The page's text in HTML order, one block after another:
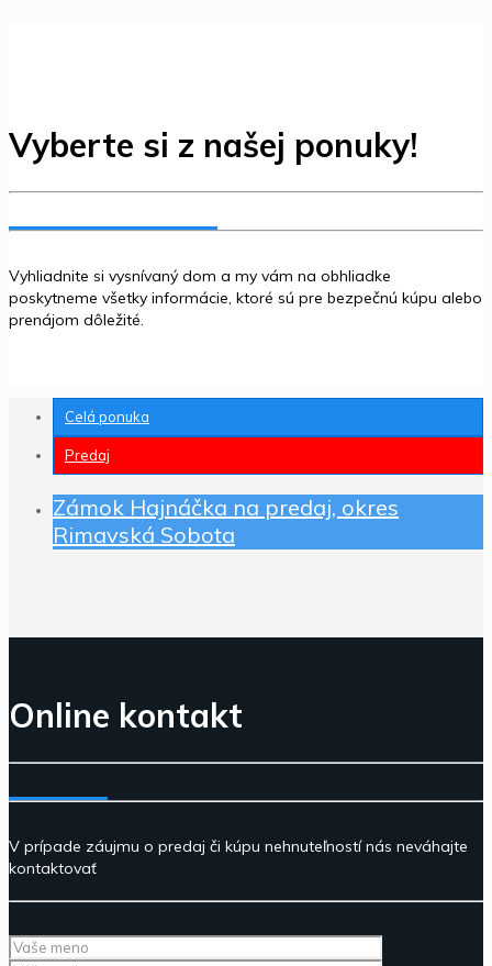
Vyberte si z našej ponuky!
Vyhliadnite si vysnívaný dom a my vám na obhliadke
poskytneme všetky informácie, ktoré sú pre bezpečnú kúpu alebo
prenájom dôležité.
Celá ponuka
Predaj
Zámok Hajnáčka na predaj, okres
Rimavská Sobota
Online kontakt
V prípade záujmu o predaj či kúpu nehnuteľností nás neváhajte
kontaktovať